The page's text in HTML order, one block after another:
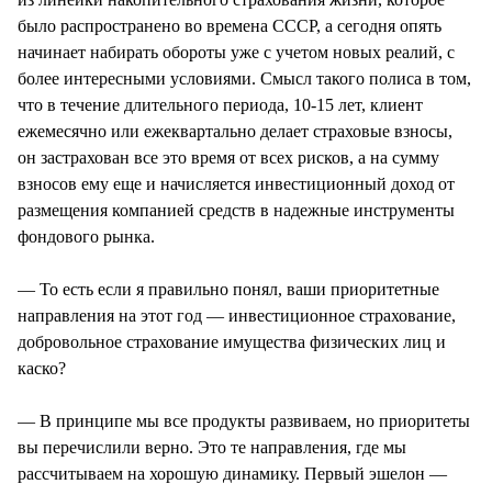
было распространено во времена СССР, а сегодня опять
начинает набирать обороты уже с учетом новых реалий, с
более интересными условиями. Смысл такого полиса в том,
что в течение длительного периода, 10-15 лет, клиент
ежемесячно или ежеквартально делает страховые взносы,
он застрахован все это время от всех рисков, а на сумму
взносов ему еще и начисляется инвестиционный доход от
размещения компанией средств в надежные инструменты
фондового рынка.
— То есть если я правильно понял, ваши приоритетные
направления на этот год — инвестиционное страхование,
добровольное страхование имущества физических лиц и
каско?
— В принципе мы все продукты развиваем, но приоритеты
вы перечислили верно. Это те направления, где мы
рассчитываем на хорошую динамику. Первый эшелон —